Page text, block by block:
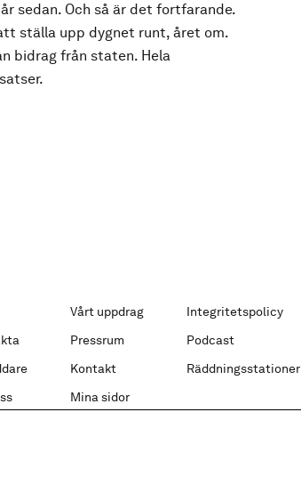
sedan. Och så är det fortfarande.
ställa upp dygnet runt, året om.
bidrag från staten. Hela
Vårt uppdrag Integritetspolicy
Pressrum Podcast
Kontakt Räddningsstationer
Mina sidor